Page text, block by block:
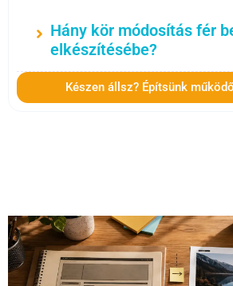
Hány kör módosítás fér
elkészítésébe?
Készen állsz? Építsünk